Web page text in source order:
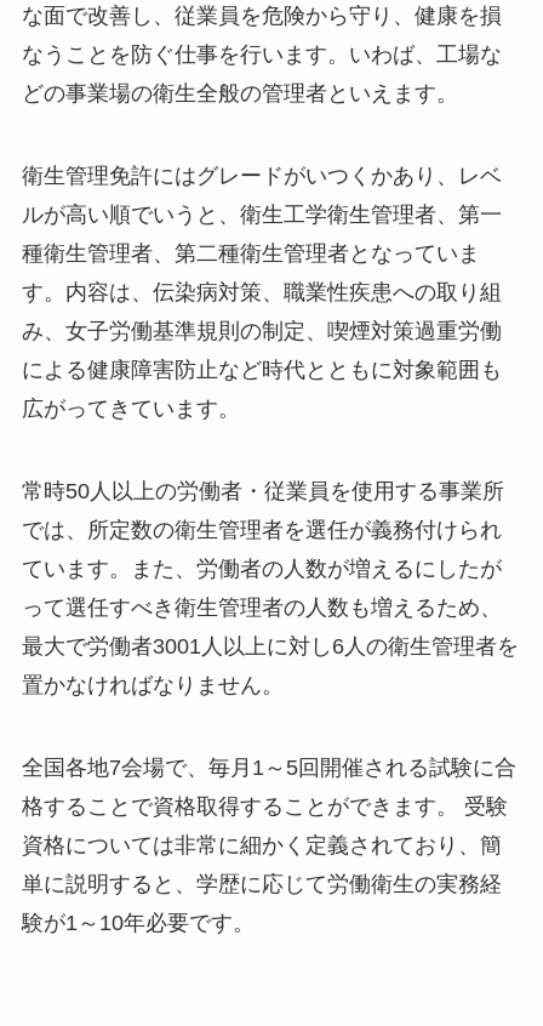
な面で改善し、従業員を危険から守り、健康を損
なうことを防ぐ仕事を行います。いわば、工場な
どの事業場の衛生全般の管理者といえます。
衛生管理免許にはグレードがいつくかあり、レベ
ルが高い順でいうと、衛生工学衛生管理者、第一
種衛生管理者、第二種衛生管理者となっていま
す。内容は、伝染病対策、職業性疾患への取り組
み、女子労働基準規則の制定、喫煙対策過重労働
による健康障害防止など時代とともに対象範囲も
広がってきています。
常時50人以上の労働者・従業員を使用する事業所
では、所定数の衛生管理者を選任が義務付けられ
ています。また、労働者の人数が増えるにしたが
って選任すべき衛生管理者の人数も増えるため、
最大で労働者3001人以上に対し6人の衛生管理者を
置かなければなりません。
全国各地7会場で、毎月1～5回開催される試験に合
格することで資格取得することができます。 受験
資格については非常に細かく定義されており、簡
単に説明すると、学歴に応じて労働衛生の実務経
験が1～10年必要です。